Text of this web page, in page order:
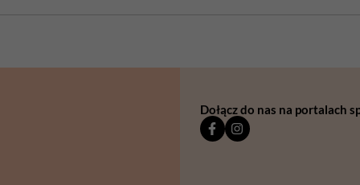
Dołącz do nas na portalach